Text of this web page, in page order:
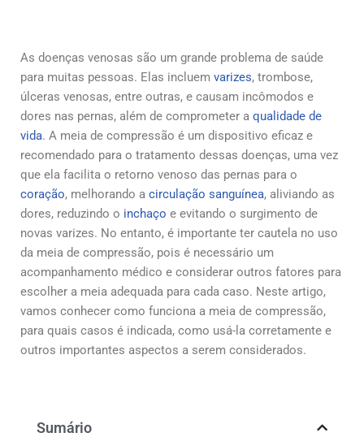
As doenças venosas são um grande problema de saúde
para muitas pessoas. Elas incluem varizes, trombose,
úlceras venosas, entre outras, e causam incômodos e
dores nas pernas, além de comprometer a qualidade de
vida. A meia de compressão é um dispositivo eficaz e
recomendado para o tratamento dessas doenças, uma vez
que ela facilita o retorno venoso das pernas para o
coração, melhorando a circulação sanguínea, aliviando as
dores, reduzindo o inchaço e evitando o surgimento de
novas varizes. No entanto, é importante ter cautela no uso
da meia de compressão, pois é necessário um
acompanhamento médico e considerar outros fatores para
escolher a meia adequada para cada caso. Neste artigo,
vamos conhecer como funciona a meia de compressão,
para quais casos é indicada, como usá-la corretamente e
outros importantes aspectos a serem considerados.
Sumário